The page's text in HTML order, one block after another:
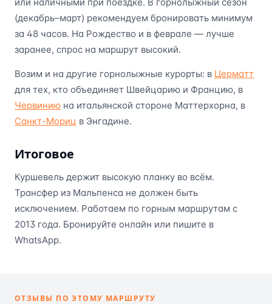
(декабрь–март) рекомендуем бронировать минимум
за 48 часов. На Рождество и в феврале — лучше
заранее, спрос на маршрут высокий.
Возим и на другие горнолыжные курорты: в Церматт
для тех, кто объединяет Швейцарию и Францию, в
Червинию на итальянской стороне Маттерхорна, в
Санкт-Мориц в Энгадине.
Итоговое
Куршевель держит высокую планку во всём.
Трансфер из Мальпенса не должен быть
исключением. Работаем по горным маршрутам с
2013 года. Бронируйте онлайн или пишите в
WhatsApp.
ОТЗЫВЫ ПО ЭТОМУ МАРШРУТУ